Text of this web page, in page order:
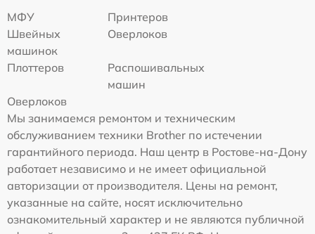
МФУ
Принтеров
Швейных
машинок
Оверлоков
Плоттеров
Распошивальных
машин
Оверлоков
Мы занимаемся ремонтом и техническим
обслуживанием техники Brother по истечении
гарантийного периода. Наш центр в Ростове-на-Дону
работает независимо и не имеет официальной
авторизации от производителя. Цены на ремонт,
указанные на сайте, носят исключительно
ознакомительный характер и не являются публичной